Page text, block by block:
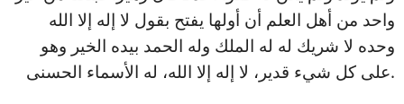
واحد من أهل العلم أن أولها يفتح بقول لا إله إلا الله
وحده لا شريك له له الملك وله الحمد بيده الخير وهو
على كل شيء قدير، لا إله إلا الله، له الأسماء الحسنى.